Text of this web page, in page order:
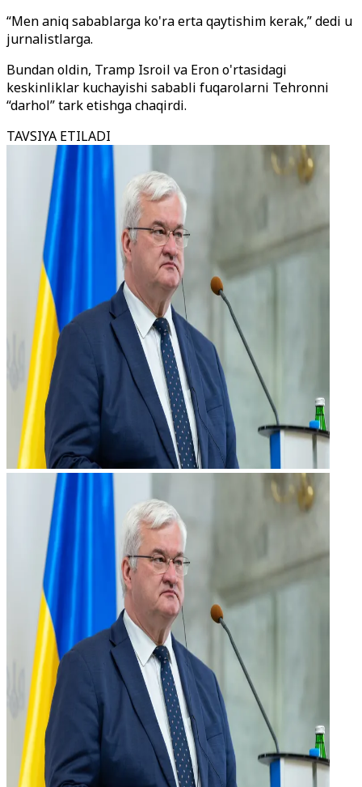
“Men aniq sabablarga ko'ra erta qaytishim kerak,” dedi u
jurnalistlarga.
Bundan oldin, Tramp Isroil va Eron o'rtasidagi
keskinliklar kuchayishi sababli fuqarolarni Tehronni
“darhol” tark etishga chaqirdi.
TAVSIYA ETILADI